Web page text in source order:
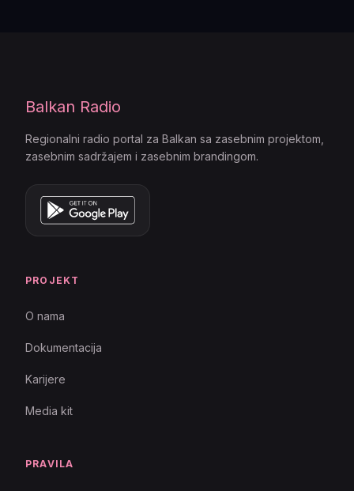
Balkan Radio
Regionalni radio portal za Balkan sa zasebnim projektom,
zasebnim sadržajem i zasebnim brandingom.
PROJEKT
O nama
Dokumentacija
Karijere
Media kit
PRAVILA